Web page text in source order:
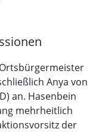
Anya von
an. Hasenbein
mehrheitlich
der